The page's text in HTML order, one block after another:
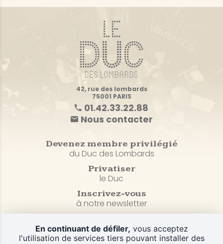
42, rue des lombards
75001 PARIS
01.42.33.22.88
Nous contacter
Devenez membre privilégié
du Duc des Lombards
Privatiser
le Duc
Inscrivez-vous
à notre newsletter
Plan du site
En continuant de défiler, vous acceptez
l'utilisation de services tiers pouvant installer des